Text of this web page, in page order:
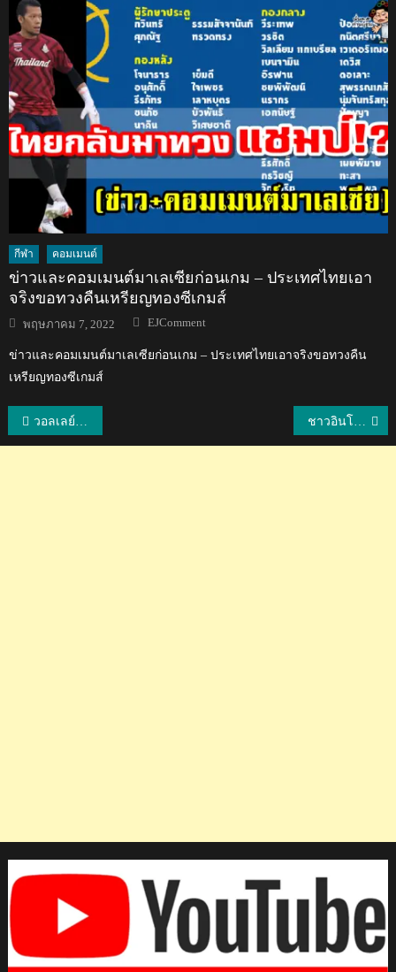
กีฬา คอมเมนต์
ข่าวและคอมเมนต์มาเลเซียก่อนเกม – ประเทศไทยเอา
จริงขอทวงคืนเหรียญทองซีเกมส์
Posted
on
พฤษภาคม 7, 2022 Author
EJComment
ข่าวและคอมเมนต์มาเลเซียก่อนเกม – ประเทศไทยเอาจริงขอทวงคืน
เหรียญทองซีเกมส์
แนะแนว
วอลเลย์บอลหญิง BYD SEA V League 2025 สัปดาห์ที่ 1 ชาวอินโดยอมรับอยู่คนละระดับ ส่วนเวียดนามระแวงไทยแอบซ่อนไพ่แต่เชื่อว่าคว้าแชมป์ได้